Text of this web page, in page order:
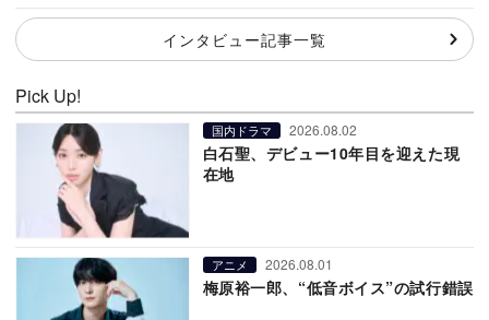
インタビュー記事一覧
Pick Up!
国内ドラマ 2026.08.02
白石聖、デビュー10年目を迎えた現
在地
アニメ 2026.08.01
梅原裕一郎、“低音ボイス”の試行錯誤